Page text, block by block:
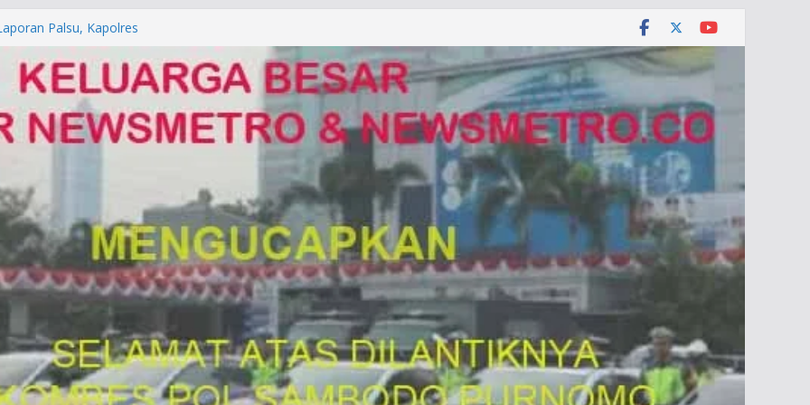
ke Mabes Polri
Palsu, Kapolres
PUNGLI SIM
Alam di Jawa Barat yang
KUHAP Baru 2026, Tegaskan
Dipidana
DENPASAR DAN
POLDA BALI DIDUGA